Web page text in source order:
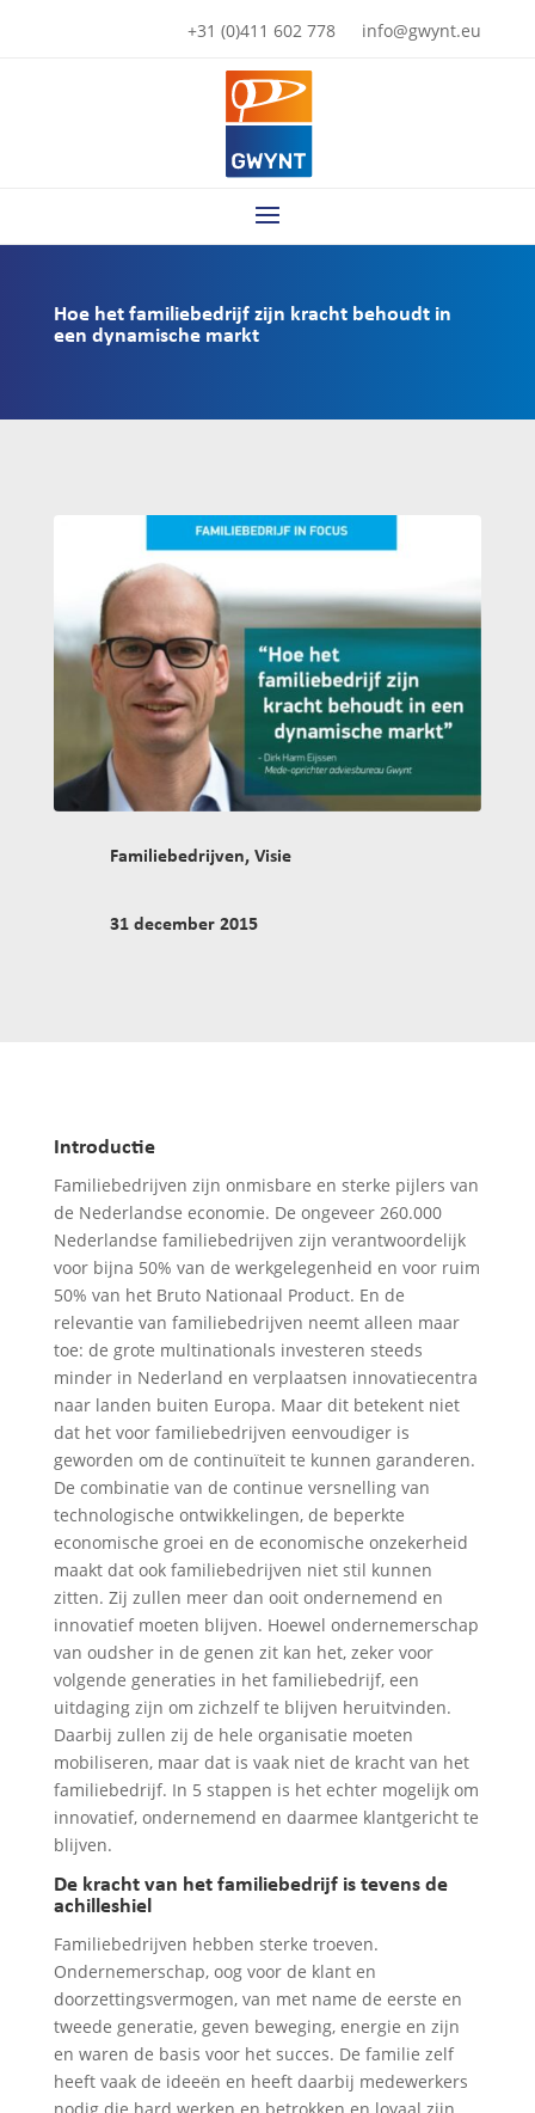
+31 (0)411 602 778 info@gwynt.eu
Hoe het familiebedrijf zijn kracht behoudt in
een dynamische markt
Familiebedrijven, Visie
31 december 2015
Introductie
Familiebedrijven zijn onmisbare en sterke pijlers van
de Nederlandse economie. De ongeveer 260.000
Nederlandse familiebedrijven zijn verantwoordelijk
voor bijna 50% van de werkgelegenheid en voor ruim
50% van het Bruto Nationaal Product. En de
relevantie van familiebedrijven neemt alleen maar
toe: de grote multinationals investeren steeds
minder in Nederland en verplaatsen innovatiecentra
naar landen buiten Europa. Maar dit betekent niet
dat het voor familiebedrijven eenvoudiger is
geworden om de continuïteit te kunnen garanderen.
De combinatie van de continue versnelling van
technologische ontwikkelingen, de beperkte
economische groei en de economische onzekerheid
maakt dat ook familiebedrijven niet stil kunnen
zitten. Zij zullen meer dan ooit ondernemend en
innovatief moeten blijven. Hoewel ondernemerschap
van oudsher in de genen zit kan het, zeker voor
volgende generaties in het familiebedrijf, een
uitdaging zijn om zichzelf te blijven heruitvinden.
Daarbij zullen zij de hele organisatie moeten
mobiliseren, maar dat is vaak niet de kracht van het
familiebedrijf. In 5 stappen is het echter mogelijk om
innovatief, ondernemend en daarmee klantgericht te
blijven.
De kracht van het familiebedrijf is tevens de
achilleshiel
Familiebedrijven hebben sterke troeven.
Ondernemerschap, oog voor de klant en
doorzettingsvermogen, van met name de eerste en
tweede generatie, geven beweging, energie en zijn
en waren de basis voor het succes. De familie zelf
heeft vaak de ideeën en heeft daarbij medewerkers